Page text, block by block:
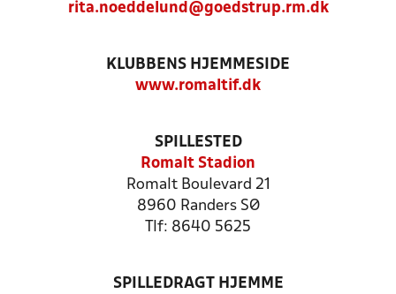
rita.noeddelund@goedstrup.rm.dk
KLUBBENS HJEMMESIDE
www.romaltif.dk
SPILLESTED
Romalt Stadion
Romalt Boulevard 21
8960 Randers SØ
Tlf: 8640 5625
SPILLEDRAGT HJEMME